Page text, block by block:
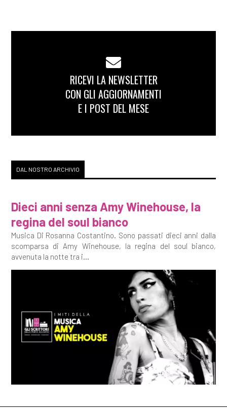
RICEVI LA NEWSLETTER
CON GLI AGGIORNAMENTI
E I POST DEL MESE
DAL NOSTRO ARCHIVIO
Dieci anni senza Amy Winehouse, la
regina del soul bianco
Musica Di Rosanna Costantino. Sono passati dieci anni dalla
scomparsa di Amy Winehouse, la regina del soul bianco,
avvenuta la notte tra i...